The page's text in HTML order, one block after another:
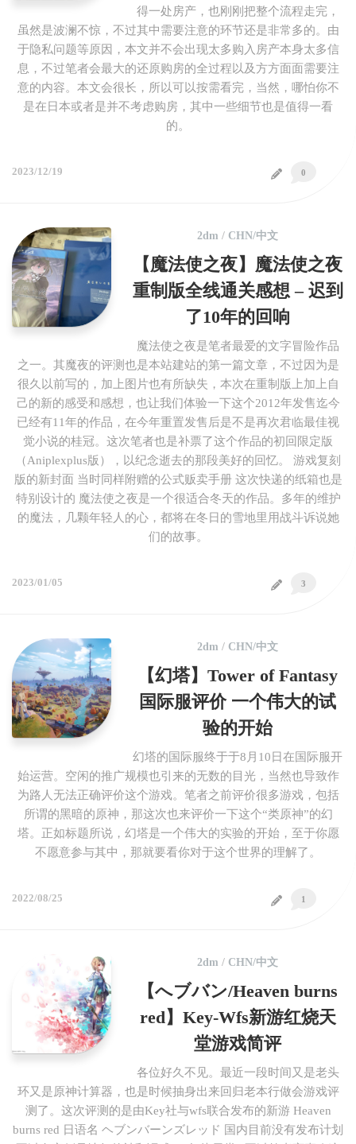
得一处房产，也刚刚把整个流程走完，
虽然是波澜不惊，不过其中需要注意的环节还是非常多的。由
于隐私问题等原因，本文并不会出现太多购入房产本身太多信
息，不过笔者会最大的还原购房的全过程以及方方面面需要注
意的内容。本文会很长，所以可以按需看完，当然，哪怕你不
是在日本或者是并不考虑购房，其中一些细节也是值得一看
的。
0
2023/12/19
2dm / CHN/中文
【魔法使之夜】魔法使之夜
重制版全线通关感想 – 迟到
了10年的回响
魔法使之夜是笔者最爱的文字冒险作品
之一。其魔夜的评测也是本站建站的第一篇文章，不过因为是
很久以前写的，加上图片也有所缺失，本次在重制版上加上自
己的新的感受和感想，也让我们体验一下这个2012年发售迄今
已经有11年的作品，在今年重置发售后是不是再次君临最佳视
觉小说的桂冠。这次笔者也是补票了这个作品的初回限定版
（Aniplexplus版），以纪念逝去的那段美好的回忆。 游戏复刻
版的新封面 当时同样附赠的公式贩卖手册 这次快递的纸箱也是
特别设计的 魔法使之夜是一个很适合冬天的作品。多年的维护
的魔法，几颗年轻人的心，都将在冬日的雪地里用战斗诉说她
们的故事。
3
2023/01/05
2dm / CHN/中文
【幻塔】Tower of Fantasy
国际服评价 一个伟大的试
验的开始
幻塔的国际服终于于8月10日在国际服开
始运营。空闲的推广规模也引来的无数的目光，当然也导致作
为路人无法正确评价这个游戏。笔者之前评价很多游戏，包括
所谓的黑暗的原神，那这次也来评价一下这个“类原神”的幻
塔。正如标题所说，幻塔是一个伟大的实验的开始，至于你愿
不愿意参与其中，那就要看你对于这个世界的理解了。
1
2022/08/25
2dm / CHN/中文
【へブバン/Heaven burns
red】Key-Wfs新游红烧天
堂游戏简评
各位好久不见。最近一段时间又是老头
环又是原神计算器，也是时候抽身出来回归老本行做会游戏评
测了。这次评测的是由Key社与wfs联合发布的新游 Heaven
burns red 日语名 ヘブンバーンズレッド 国内目前没有发布计划